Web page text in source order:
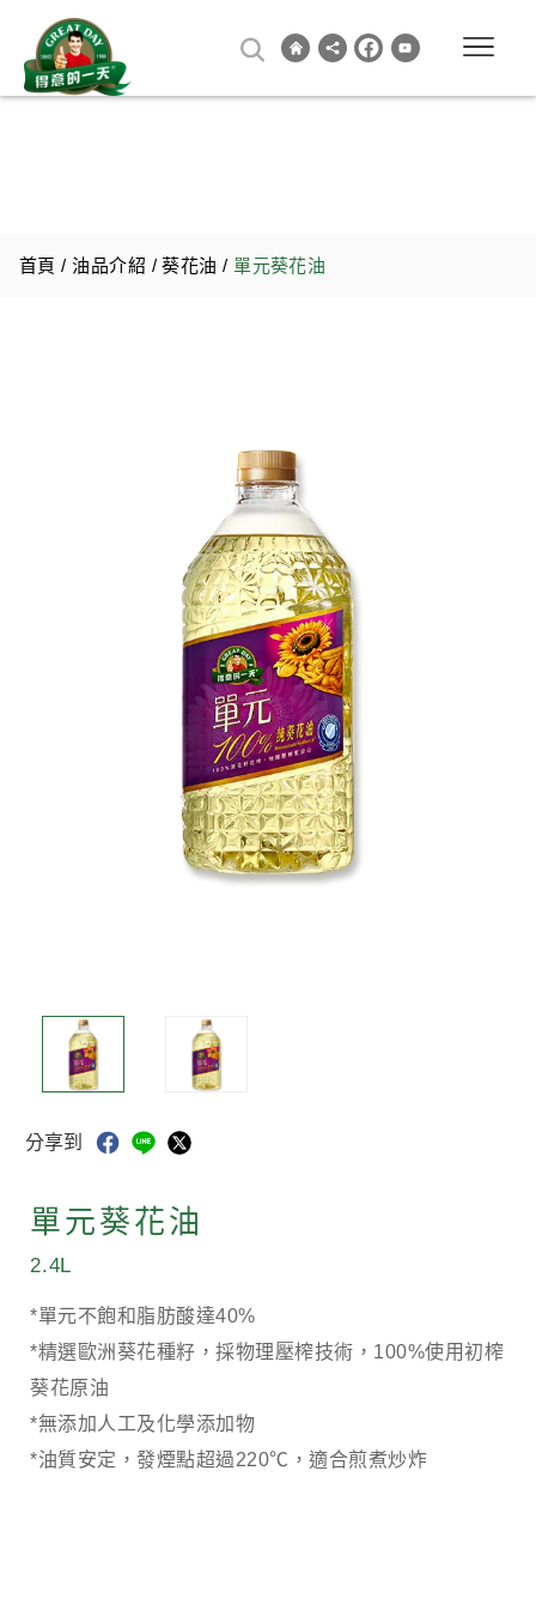
首頁/ 油品介紹 /葵花油/ 單元葵花油
分享到
單元葵花油
2.4L
*單元不飽和脂肪酸達40%
*精選歐洲葵花種籽，採物理壓榨技術，100%使用初榨
葵花原油
*無添加人工及化學添加物
*油質安定，發煙點超過220℃，適合煎煮炒炸